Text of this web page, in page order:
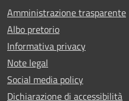
Amministrazione trasparente
Albo pretorio
Informativa privacy
Note legal
Social media policy
Dichiarazione di accessibilità